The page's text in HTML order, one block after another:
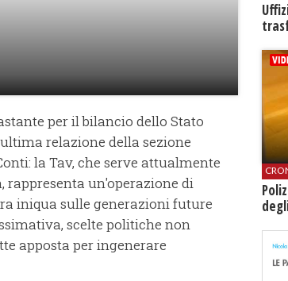
per il bilancio dello Stato
relazione della sezione
la Tav, che serve attualmente
rappresenta un'operazione di
iniqua sulle generazioni future
scelte politiche non
apposta per ingenerare